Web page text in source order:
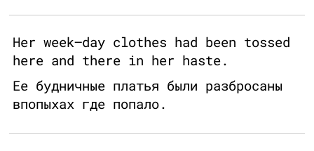
Her week–day clothes had been tossed
here and there in her haste.
Ее будничные платья были разбросаны
впопыхах где попало.